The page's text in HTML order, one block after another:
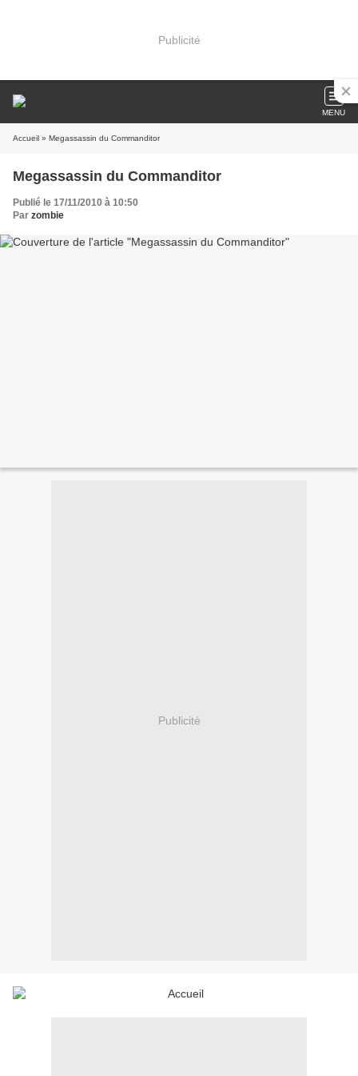
Publicité
MENU
Accueil » Megassassin du Commanditor
Megassassin du Commanditor
Publié le 17/11/2010 à 10:50
Par zombie
Publicité